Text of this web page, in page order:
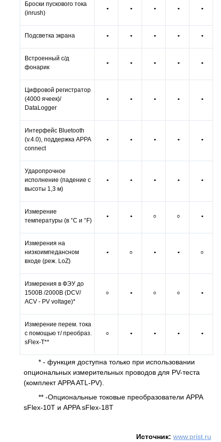
Броски пускового тока
(inrush)
• • • • •
Подсветка экрана • • • • •
Встроенный с/д
фонарик
• • • • •
Цифровой регистратор
(4000 ячеек)/
DataLogger
• • • • •
Интерфейс Bluetooth
(v.4.0), поддержка APPA
connect
• • • • •
Ударопрочное
исполнение (падение с
высоты 1,3 м)
• • • • •
Измерение
температуры (в °С и °F)
• • ○ ○ •
Измерения на
низкоимпедансном
входе (реж. LoZ)
• ○ • • ○
Измерения в ФЭУ до
1500В /2000В (DCV/
ACV - PV voltage)*
○ • ○ ○ •
Измерение перем. тока
с помощью т/ преобраз.
sFlex-T**
○ • • • •
* - функция доступна только при использовании
опциональных измерительных проводов для PV-теста
(комплект APPA ATL-PV).
** -Опциональные токовые преобразователи APPA
sFlex-10T и APPA sFlex-18T
Источник: www.prist.ru